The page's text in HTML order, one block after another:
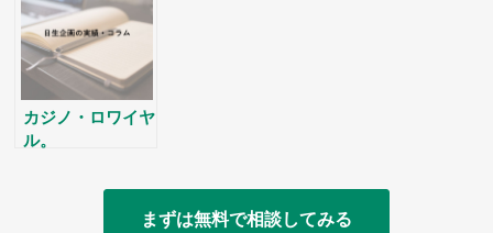
カジノ・ロワイヤ
ル。
まずは無料で相談してみる